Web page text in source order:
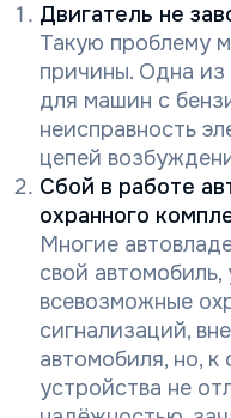
Двигатель не
Такую проблему
причины. Одна из
для машин с
неисправность
цепей
Сбой в работе
охранного
Многие
свой автомобиль,
всевозможные
сигнализаций,
автомобиля, но,
устройства не